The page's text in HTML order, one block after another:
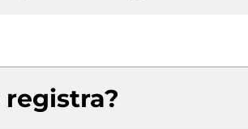
registra?